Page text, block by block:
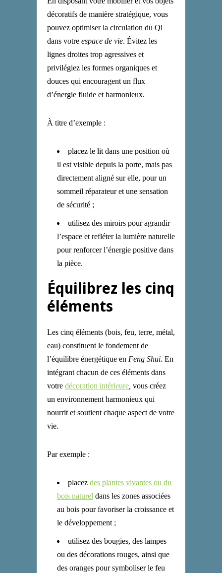
décoratifs de manière stratégique, vous
pouvez optimiser la circulation du Qi
dans votre espace de vie. Évitez les
lignes droites trop agressives et
privilégiez les formes organiques et
douces qui encouragent un flux
d’énergie fluide et harmonieux.
À titre d’exemple :
placez le lit dans une position où
il est visible depuis la porte, mais pas
directement aligné sur elle, pour un
sommeil réparateur et une sensation
de sécurité ;
utilisez des miroirs pour agrandir
l’espace et refléter la lumière naturelle
pour renforcer l’énergie positive dans
la pièce.
Équilibrez les cinq
éléments
Les cinq éléments (bois, feu, terre, métal,
eau) constituent le fondement de
l’équilibre énergétique en Feng Shui. En
intégrant chacun de ces éléments dans
votre décoration intérieure vous créez
un environnement harmonieux qui
nourrit et soutient chaque aspect de votre
vie.
Par exemple :
placez des plantes vivantes ou du
bois naturel dans les zones associées
au bois pour favoriser la croissance et
le développement ;
utilisez des bougies, des lampes
ou des décorations rouges, ainsi que
des oranges pour symboliser le feu